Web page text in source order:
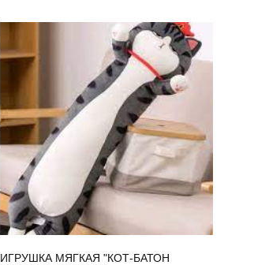
ИГРУШКА МЯГКАЯ "КОТ-БАТОН